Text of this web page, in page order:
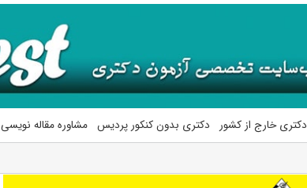
دکتری خارج از کشور دکتری بدون کنکور پردیس مشاوره مقاله نویسی